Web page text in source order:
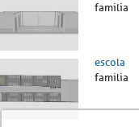
familia
escola
familia